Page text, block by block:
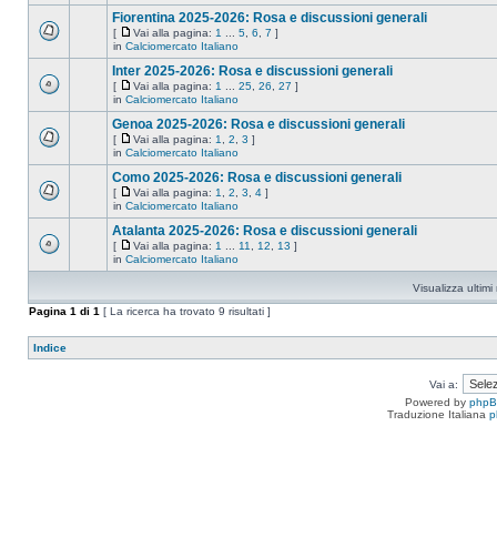
Fiorentina 2025-2026: Rosa e discussioni generali
[ Vai alla pagina: 1 5 6 7 ]
in Calciomercato Italiano
Inter 2025-2026: Rosa e discussioni generali
[ Vai alla pagina: 1 25 26 27 ]
in Calciomercato Italiano
Genoa 2025-2026: Rosa e discussioni generali
[ Vai alla pagina: 1 2 3 ]
in Calciomercato Italiano
Como 2025-2026: Rosa e discussioni generali
[ Vai alla pagina: 1 2 3 4 ]
in Calciomercato Italiano
Atalanta 2025-2026: Rosa e discussioni generali
[ Vai alla pagina: 1 11 12 13 ]
in Calciomercato Italiano
Visualizza ultimi
Pagina 1 di 1 [ La ricerca ha trovato 9 risultati ]
Indice
Vai a:
Powered by
Traduzione Italiana